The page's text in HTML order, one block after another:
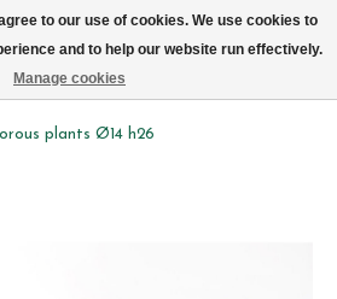
plants Ø14 h26
to our use of cookies. We use cookies to
and to help our website run effectively.
Manage cookies